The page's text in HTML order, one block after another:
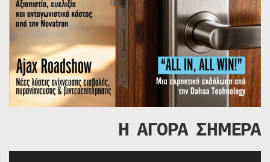
Η ΑΓΟΡΑ ΣΗΜΕΡΑ